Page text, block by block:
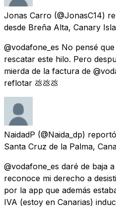
Jonas Carro (@JonasC14)
desde Breña Alta, Canary
@vodafone_es No pensé
rescatar este hilo. Pero
mierda de la factura de
reflotar 💩💩💩
NaidadP (@Naida_dp) reportó
Santa Cruz de la Palma,
@vodafone_es daré de baja
reconoce mi derecho a
por la app que además
IVA (estoy en Canarias)